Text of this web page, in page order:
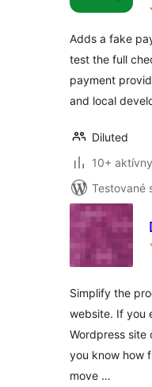
Adds a fake
test the full
payment
and local
Diluted
10+
Testované
Simplify the
website. If you
Wordpress site
you know how
move …